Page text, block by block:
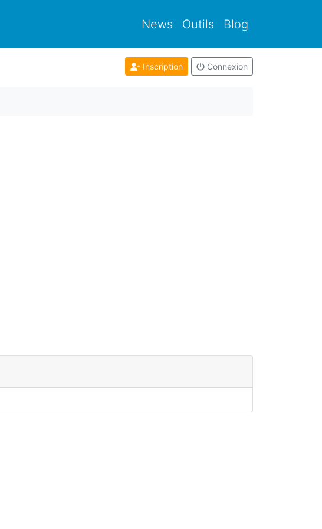
News Outils Blog
Inscription Connexion